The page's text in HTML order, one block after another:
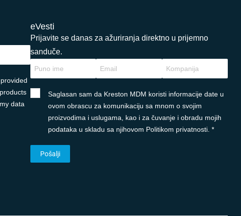
data
eVesti
Prijavite se danas za ažuriranja direktno u prijemno
sanduče.
Saglasan sam da Kreston MDM koristi informacije date u
ovom obrascu za komunikaciju sa mnom o svojim
proizvodima i uslugama, kao i za čuvanje i obradu mojih
podataka u skladu sa njihovom Politikom privatnosti. *